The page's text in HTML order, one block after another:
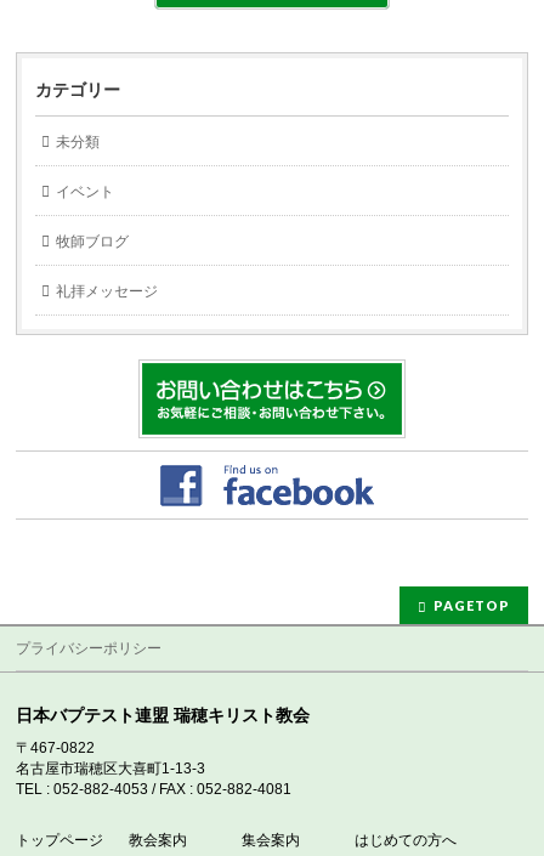
カテゴリー
未分類
イベント
牧師ブログ
礼拝メッセージ
PAGETOP
プライバシーポリシー
日本バプテスト連盟 瑞穂キリスト教会
〒467-0822
名古屋市瑞穂区大喜町1-13-3
TEL : 052-882-4053 / FAX : 052-882-4081
トップページ 教会案内 集会案内 はじめての方へ